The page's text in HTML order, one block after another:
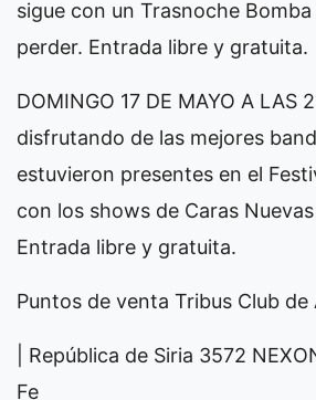
sigue con un Trasnoche
perder. Entrada libre y gratuita.
DOMINGO 17 DE MAYO A LAS
disfrutando de las mejores
estuvieron presentes en el
con los shows de Caras
Entrada libre y gratuita.
Puntos de venta Tribus Club de
| República de Siria 3572
Fe